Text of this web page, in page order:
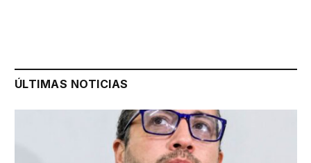
ÚLTIMAS NOTICIAS